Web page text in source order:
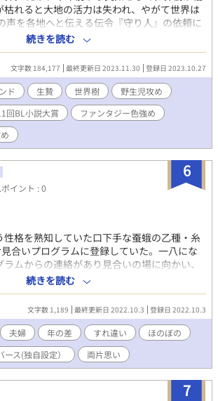
れると大地の活力は失われ、やがて世界は
声を各地へと伝える伝令『守り人』の依頼に
聖域に足を踏み入れた人間代表のアーウィン
った巨人族代表、小人族代表と共に調査を開
祭壇へと向かう道にあった虚に誤って落ちて
全身打撲に擦り傷だらけで満身創痍のアー
のは、守り人の外見をした美しく逞しい青
思議な実を口移しで分け与えてもらったとこ
我が治ってしまう。 驚いたアーウィンは青
「『贄』と呼ばれていた」と名前がないこ
慨したアーウィンは、ユグドラシルから取っ
なことないよ！……んうっ！」 愛の圧が強め
元、世界樹と守り人の秘密に迫る世界樹フ
男性妊娠表記あり ※世界樹の設定は独自解
は相違がありますのでご容赦ください。
続きを読む
文字数 184,177 最終更新日 2023.11.30 登録日 2023.10.27
ド 生贄 世界樹
野生児攻め
回BL小説大賞
ファンタジー色強め
6
イント : 0
性格を熟知していた口下手な蚕蛾の乙種・糸
合いプログラムに登録していた。一八にな
ムからの連絡があり見合いの場に向かい、
)に出会った。彼は系に引けをとらずの無口
間に会話が弾むわけもなく、五分後、凪の
された婚姻届に糸は勢いでサインしてしま
として生活を送ることに＿＿。 急募！出会
夫のコミュニケーションの仕方。 ほのぼの
愛想な男前鷲族×(物理的にも)口下手な積極
メガバース（独自設定） bl大賞にも応募し
戦なので温かい目で見守っていただけると
続きを読む
文字数 1,189 最終更新日 2022.10.3 登録日 2022.10.3
夫婦 年の差 すれ違い
ほのぼの
ース(独自設定） 両片思い
7